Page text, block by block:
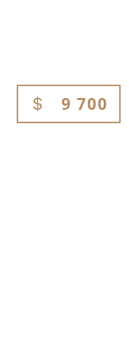
9 700